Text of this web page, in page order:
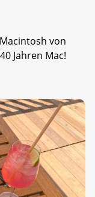
von
Jahren Mac!